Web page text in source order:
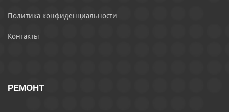
Политика конфиденциальности
Контакты
РЕМОНТ